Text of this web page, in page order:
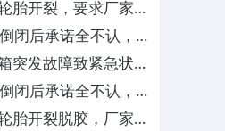
胎开裂，要求厂家予
闭后承诺全不认，
突发故障致紧急状
并质保
闭后承诺全不认，
胎开裂脱胶，厂家不